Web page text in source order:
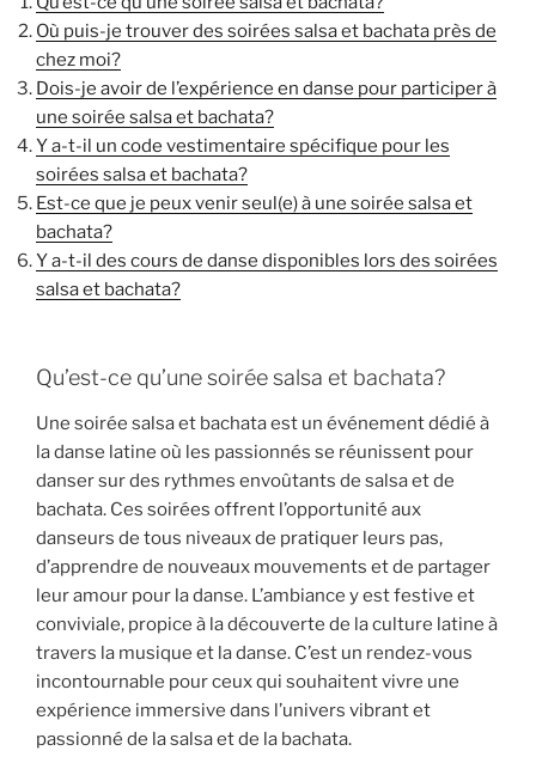
Où puis-je trouver des soirées salsa et bachata près de
chez moi?
Dois-je avoir de l’expérience en danse pour participer à
une soirée salsa et bachata?
Y a-t-il un code vestimentaire spécifique pour les
soirées salsa et bachata?
Est-ce que je peux venir seul(e) à une soirée salsa et
bachata?
Y a-t-il des cours de danse disponibles lors des soirées
salsa et bachata?
Qu’est-ce qu’une soirée salsa et bachata?
Une soirée salsa et bachata est un événement dédié à
la danse latine où les passionnés se réunissent pour
danser sur des rythmes envoûtants de salsa et de
bachata. Ces soirées offrent l’opportunité aux
danseurs de tous niveaux de pratiquer leurs pas,
d’apprendre de nouveaux mouvements et de partager
leur amour pour la danse. L’ambiance y est festive et
conviviale, propice à la découverte de la culture latine à
travers la musique et la danse. C’est un rendez-vous
incontournable pour ceux qui souhaitent vivre une
expérience immersive dans l’univers vibrant et
passionné de la salsa et de la bachata.